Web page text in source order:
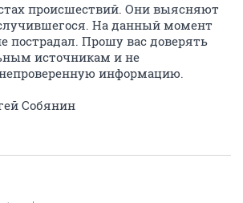
происшествий. Они выясняют
На данный момент
пострадал. Прошу вас доверять
источникам и не
информацию.
Собянин